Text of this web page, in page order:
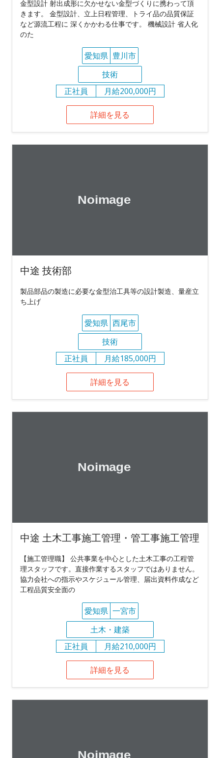
金型設計 射出成形に欠かせない金型づくりに携わって頂
きます。 金型設計、立上日程管理、トライ品の品質保証
など源流工程に 深くかかわる仕事です。 機械設計 省人化
のた
愛知県 豊川市
技術
正社員
月給200,000円
詳細を見る
中途 技術部
製品部品の製造に必要な金型治工具等の設計製造、量産立
ち上げ
愛知県 西尾市
技術
正社員
月給185,000円
詳細を見る
中途 土木工事施工管理・管工事施工管理
【施工管理職】 公共事業を中心とした土木工事の工程管
理スタッフです。直接作業するスタッフではありません。
協力会社への指示やスケジュール管理、届出資料作成など
工程品質安全面の
愛知県 一宮市
土木・建築
正社員
月給210,000円
詳細を見る